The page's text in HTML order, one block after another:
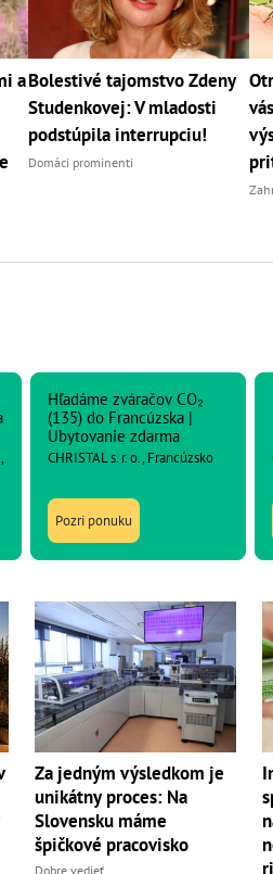
aBolestivé tajomstvo Zdeny
Studenkovej: V mladosti
podstúpila interrupciu!
Domáci prominenti
Hľadáme zváračov CO₂
(135) do Francúzska |
Ubytovanie zdarma
CHRISTAL s. r. o., Francúzsko
Pozri ponuku
Za jedným výsledkom je
unikátny proces: Na
Slovensku máme
špičkové pracovisko
Dobre vedieť